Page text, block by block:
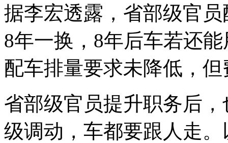
据李宏透露，省部级官
8年一换，8年后车若还
配车排量要求未降低，
省部级官员提升职务后
级调动，车都要跟人走